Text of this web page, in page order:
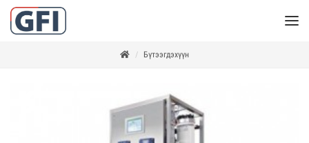
Бүтээгдэхүүн